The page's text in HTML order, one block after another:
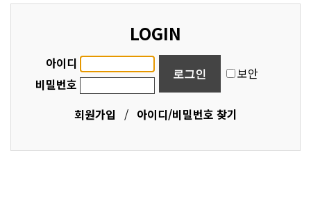
LOGIN
아이디
비밀번호
보안
회원가입 / 아이디/비밀번호 찾기